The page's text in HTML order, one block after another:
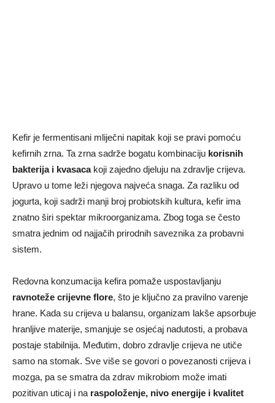
Kefir je fermentisani mliječni napitak koji se pravi pomoću
kefirnih zrna. Ta zrna sadrže bogatu kombinaciju korisnih
bakterija i kvasacakoji zajedno djeluju na zdravlje crijeva.
Upravo u tome leži njegova najveća snaga. Za razliku od
jogurta, koji sadrži manji broj probiotskih kultura, kefir ima
znatno širi spektar mikroorganizama. Zbog toga se često
smatra jednim od najjačih prirodnih saveznika za probavni
sistem.
Redovna konzumacija kefira pomaže uspostavljanju
ravnoteže crijevne flore, što je ključno za pravilno varenje
hrane. Kada su crijeva u balansu, organizam lakše apsorbuje
hranljive materije, smanjuje se osjećaj nadutosti, a probava
postaje stabilnija. Međutim, dobro zdravlje crijeva ne utiče
samo na stomak. Sve više se govori o povezanosti crijeva i
mozga, pa se smatra da zdrav mikrobiom može imati
pozitivan uticaj i na raspoloženje, nivo energije i kvalitet